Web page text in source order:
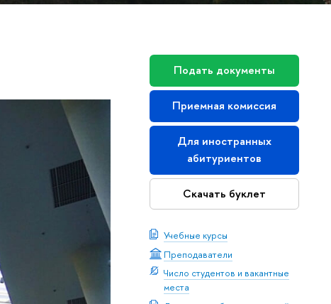
Подать документы
Приемная комиссия
Для иностранных
абитуриентов
Скачать буклет
Учебные курсы
Преподаватели
Число студентов и вакантные
места